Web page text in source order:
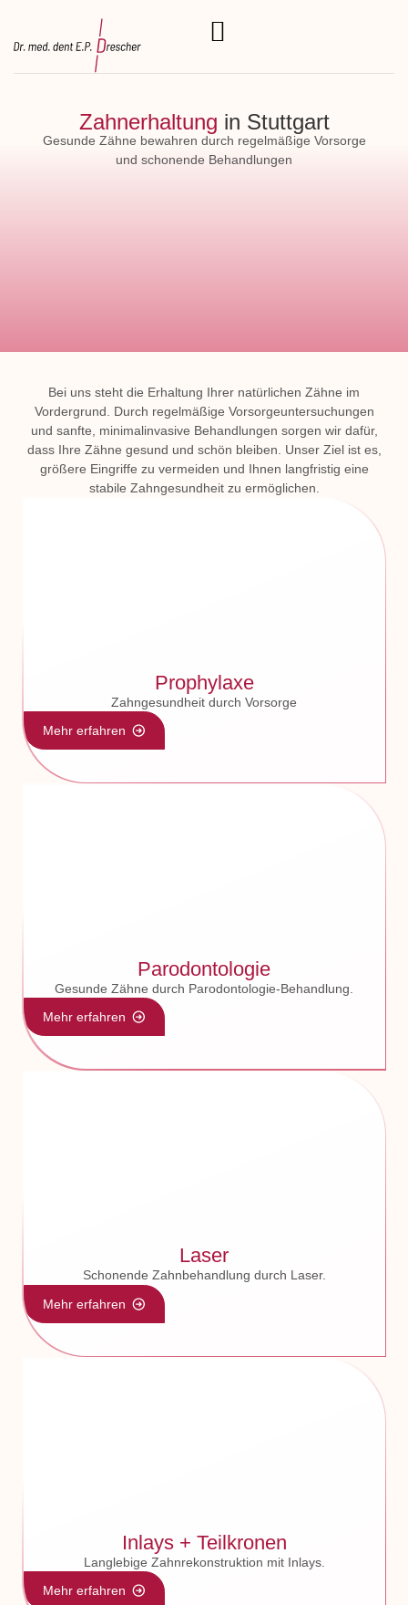
Zahnerhaltung in Stuttgart
Gesunde Zähne bewahren durch regelmäßige Vorsorge
und schonende Behandlungen
Bei uns steht die Erhaltung Ihrer natürlichen Zähne im
Vordergrund. Durch regelmäßige Vorsorgeuntersuchungen
und sanfte, minimalinvasive Behandlungen sorgen wir dafür,
dass Ihre Zähne gesund und schön bleiben. Unser Ziel ist es,
größere Eingriffe zu vermeiden und Ihnen langfristig eine
stabile Zahngesundheit zu ermöglichen.
Prophylaxe
Zahngesundheit durch Vorsorge
Mehr erfahren
Parodontologie
Gesunde Zähne durch Parodontologie-Behandlung.
Mehr erfahren
Laser
Schonende Zahnbehandlung durch Laser.
Mehr erfahren
Inlays + Teilkronen
Langlebige Zahnrekonstruktion mit Inlays.
Mehr erfahren